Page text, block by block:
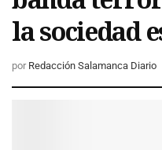
la sociedad
por Redacción Salamanca Diario